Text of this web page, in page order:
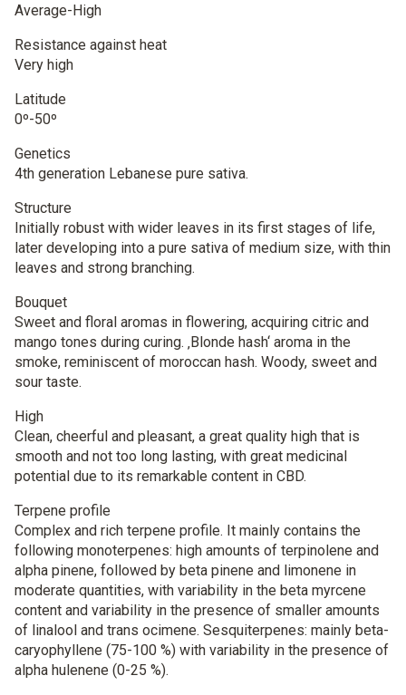
Average-High
Resistance against heat
Very high
Latitude
0º-50º
Genetics
4th generation Lebanese pure sativa.
Structure
Initially robust with wider leaves in its first stages of life,
later developing into a pure sativa of medium size, with thin
leaves and strong branching.
Bouquet
Sweet and floral aromas in flowering, acquiring citric and
mango tones during curing. ‚Blonde hash‘ aroma in the
smoke, reminiscent of moroccan hash. Woody, sweet and
sour taste.
High
Clean, cheerful and pleasant, a great quality high that is
smooth and not too long lasting, with great medicinal
potential due to its remarkable content in CBD.
Terpene profile
Complex and rich terpene profile. It mainly contains the
following monoterpenes: high amounts of terpinolene and
alpha pinene, followed by beta pinene and limonene in
moderate quantities, with variability in the beta myrcene
content and variability in the presence of smaller amounts
of linalool and trans ocimene. Sesquiterpenes: mainly beta-
caryophyllene (75-100 %) with variability in the presence of
alpha hulenene (0-25 %).